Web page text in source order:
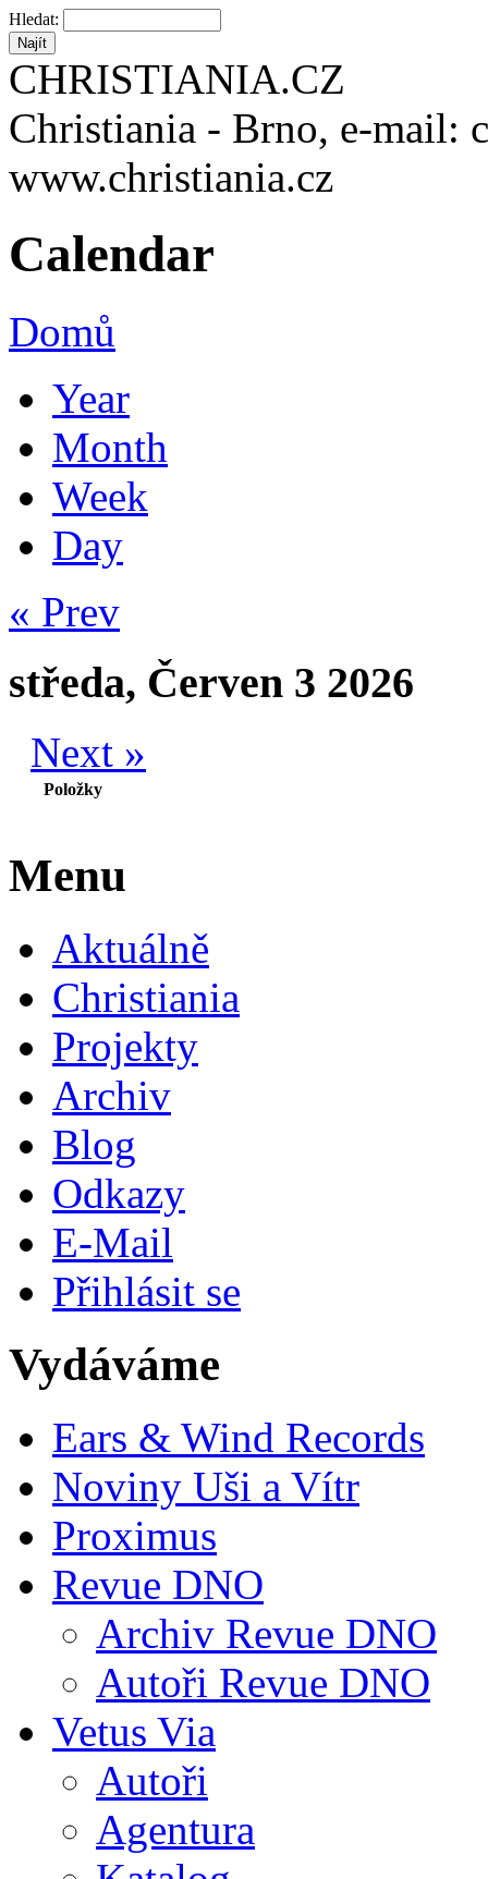
Hledat:
CHRISTIANIA.CZ
Christiania - Brno, e-mail:
www.christiania.cz
Calendar
Domů
Year
Month
Week
Day
« Prev
středa, Červen 3 2026
Next »
Položky
Menu
Aktuálně
Christiania
Projekty
Archiv
Blog
Odkazy
E-Mail
Přihlásit se
Vydáváme
Ears & Wind Records
Noviny Uši a Vítr
Proximus
Revue DNO
Archiv Revue DNO
Autoři Revue DNO
Vetus Via
Autoři
Agentura